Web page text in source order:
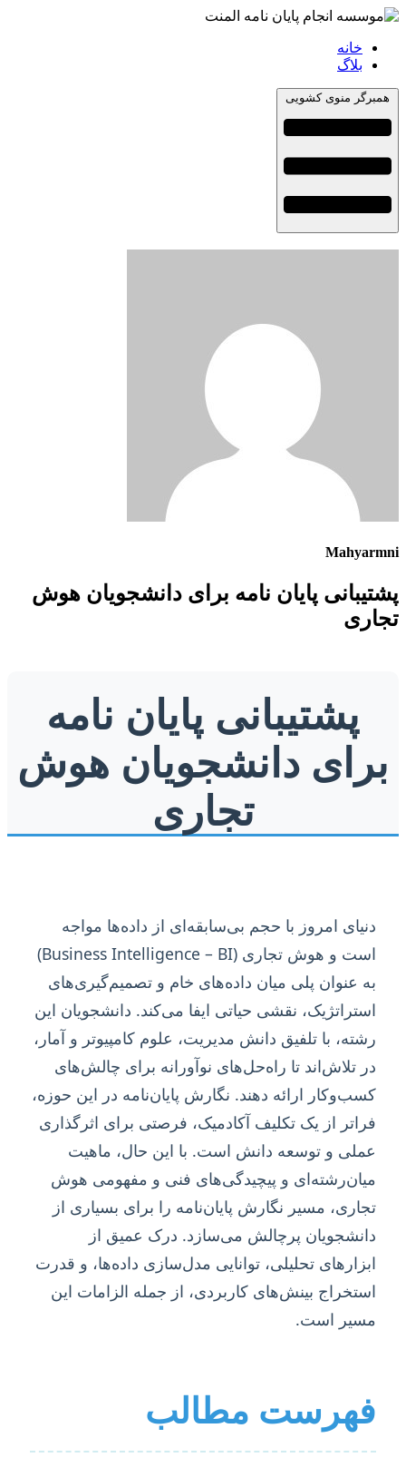
خانه
بلاگ
همبرگر منوی کشویی
Mahyarmni
پشتیبانی پایان نامه برای دانشجویان هوش
تجاری
پشتیبانی پایان نامه
برای دانشجویان هوش
تجاری
دنیای امروز با حجم بی‌سابقه‌ای از داده‌ها مواجه
است و هوش تجاری (Business Intelligence – BI)
به عنوان پلی میان داده‌های خام و تصمیم‌گیری‌های
استراتژیک، نقشی حیاتی ایفا می‌کند. دانشجویان این
رشته، با تلفیق دانش مدیریت، علوم کامپیوتر و آمار،
در تلاش‌اند تا راه‌حل‌های نوآورانه برای چالش‌های
کسب‌وکار ارائه دهند. نگارش پایان‌نامه در این حوزه،
فراتر از یک تکلیف آکادمیک، فرصتی برای اثرگذاری
عملی و توسعه دانش است. با این حال، ماهیت
میان‌رشته‌ای و پیچیدگی‌های فنی و مفهومی هوش
تجاری، مسیر نگارش پایان‌نامه را برای بسیاری از
دانشجویان پرچالش می‌سازد. درک عمیق از
ابزارهای تحلیلی، توانایی مدل‌سازی داده‌ها، و قدرت
استخراج بینش‌های کاربردی، از جمله الزامات این
مسیر است.
فهرست مطالب